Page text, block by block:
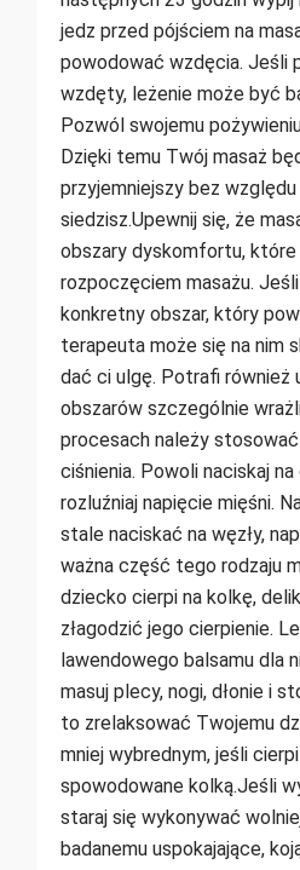
jedz przed pójściem na
powodować wzdęcia. Jeśli
wzdęty, leżenie może być
Pozwól swojemu
Dzięki temu Twój masaż
przyjemniejszy bez
siedzisz.Upewnij się, że
obszary dyskomfortu, które
rozpoczęciem masażu.
konkretny obszar, który
terapeuta może się na nim
dać ci ulgę. Potrafi również
obszarów szczególnie
procesach należy
ciśnienia. Powoli naciskaj na
rozluźniaj napięcie mięśni.
stale naciskać na węzły,
ważna część tego rodzaju
dziecko cierpi na kolkę,
złagodzić jego cierpienie.
lawendowego balsamu dla
masuj plecy, nogi, dłonie i
to zrelaksować Twojemu
mniej wybrednym, jeśli
spowodowane kolką.Jeśli
staraj się wykonywać
badanemu uspokajające,